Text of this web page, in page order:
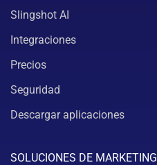
Slingshot AI
Integraciones
Precios
Seguridad
Descargar aplicaciones
SOLUCIONES DE MARKETING